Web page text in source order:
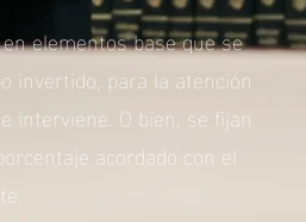
elementos base que se
invertido, para la atención
interviene. O bien, se fijan
acordado con el